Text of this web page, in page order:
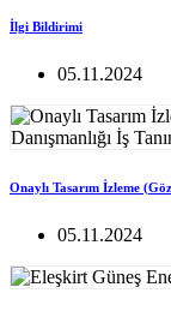
İlgi Bildirimi
05.11.2024
Onaylı Tasarım İzleme
05.11.2024